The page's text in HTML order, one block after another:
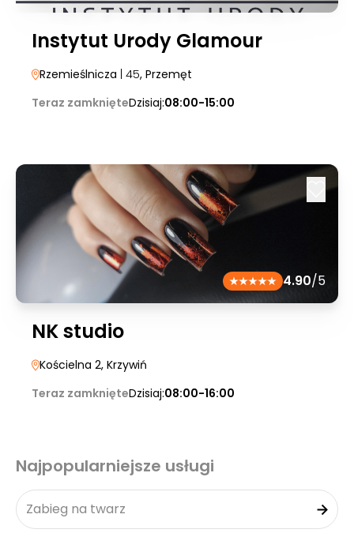
Instytut Urody Glamour
Rzemieślnicza | 45, Przemęt
Teraz zamknięteDzisiaj:08:00-15:00
4.90/5
NK studio
Kościelna 2, Krzywiń
Teraz zamknięteDzisiaj:08:00-16:00
Najpopularniejsze usługi
Zabieg na twarz